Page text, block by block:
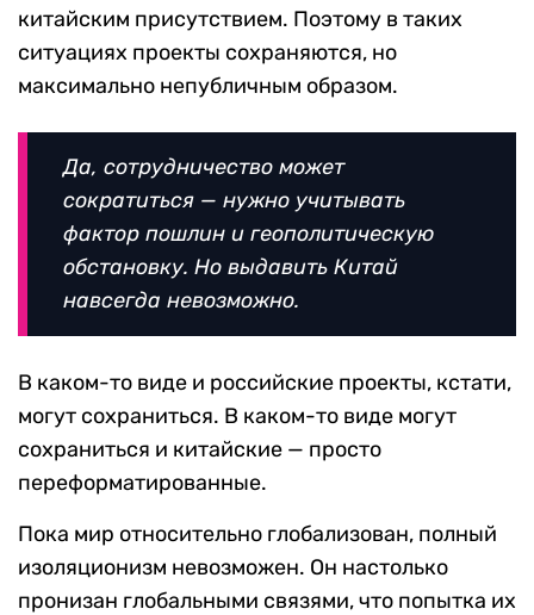
китайским присутствием. Поэтому в таких
ситуациях проекты сохраняются, но
максимально непубличным образом.
Да, сотрудничество может
сократиться — нужно учитывать
фактор пошлин и геополитическую
обстановку. Но выдавить Китай
навсегда невозможно.
В каком-то виде и российские проекты, кстати,
могут сохраниться. В каком-то виде могут
сохраниться и китайские — просто
переформатированные.
Пока мир относительно глобализован, полный
изоляционизм невозможен. Он настолько
пронизан глобальными связями, что попытка их